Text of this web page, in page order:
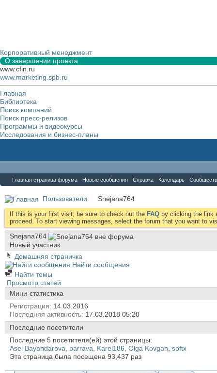
Корпоративный менеджмент
О завершении проекта
www.cfin.ru
www.marketing.spb.ru
Главная
Библиотека
Поиск компаний
Поиск пресс-релизов
Программы и видеокурсы
Исследования и бизнес-планы
Главная страница форума Новые сообщения Справка Календарь
Пользователи Snejana764
If this is your first visit, be sure to check out the FAQ by clicking the link
proceed. To start viewing messages, select the forum that you want to
Snejana764
Новый участник
Домашняя страничка
Найти сообщения
Найти темы
Просмотр статей
Мини-статистика
Регистрация
14.03.2016
Последняя активность 17.03.2018 05:20
Последние посетители
Последние 5 посетителя(ей) этой страницы:
Asel Bayandarova
barrava Karel186 Olga Kovgan softx
Эта страница была посещена 93,437 раз